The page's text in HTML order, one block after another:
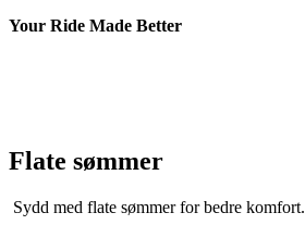
Your Ride Made Better
Flate sømmer
Sydd med flate sømmer for bedre komfort.